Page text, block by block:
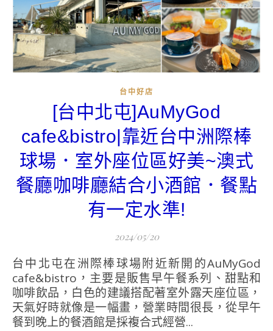
台中好店
[台中北屯]AuMyGod
cafe&bistro|靠近台中洲際棒
球場．室外座位區好美~澳式
餐廳咖啡廳結合小酒館．餐點
有一定水準!
2024/05/20
台中北屯在洲際棒球場附近新開的AuMyGod
cafe&bistro，主要是販售早午餐系列、甜點和
咖啡飲品，白色的建議搭配著室外露天座位區，
天氣好時就像是一幅畫，營業時間很長，從早午
餐到晚上的餐酒館是採複合式經營...